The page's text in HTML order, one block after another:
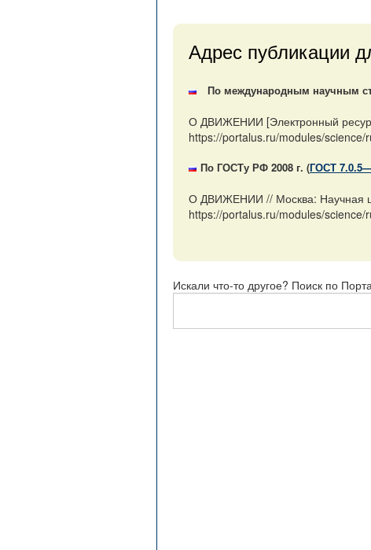
Адрес публикации
По международным научным
О ДВИЖЕНИИ [Электронный
https://portalus.ru/modules/
По ГОСТу РФ 2008 г. (ГОСТ
О ДВИЖЕНИИ // Москва: Научная
https://portalus.ru/modules/
Искали что-то другое? Поиск по